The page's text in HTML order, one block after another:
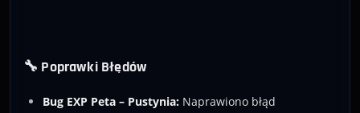
🔧 Poprawki Błędów
Bug EXP Peta – Pustynia: Naprawiono błąd